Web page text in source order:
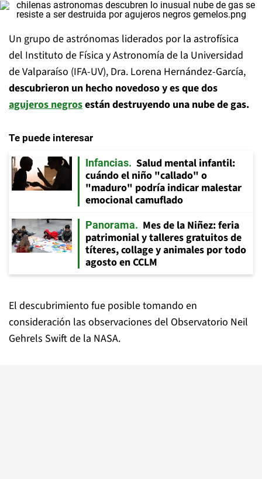
Un grupo de astrónomas liderados por la astrofísica
del Instituto de Física y Astronomía de la Universidad
de Valparaíso (IFA-UV), Dra. Lorena Hernández-García,
descubrieron un hecho novedoso y es que dos
agujeros negrosestán destruyendo una nube de gas.
Te puede interesar
Infancias
Salud mental infantil:
cuándo el niño "callado" o
"maduro" podría indicar malestar
emocional camuflado
Panorama
Mes de la Niñez: feria
patrimonial y talleres gratuitos de
títeres, collage y animales por todo
agosto en CCLM
El descubrimiento fue posible tomando en
consideración las observaciones del Observatorio Neil
Gehrels Swift de la NASA.